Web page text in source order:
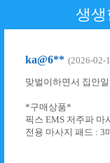
생생
ka@6** (2026-02-
맞벌이하면서 집안
*구매상품*
픽스 EMS 저주파 마
전용 마사지 패드 : 3